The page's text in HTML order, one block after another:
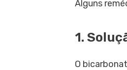
Alguns
1.
O